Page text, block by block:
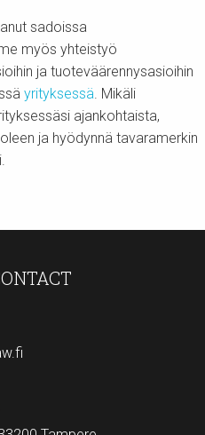
sadoissa
myös yhteistyö
ja tuoteväärennysasioihin
yrityksessä . Mikäli
ajankohtaista,
ja hyödynnä tavaramerkin